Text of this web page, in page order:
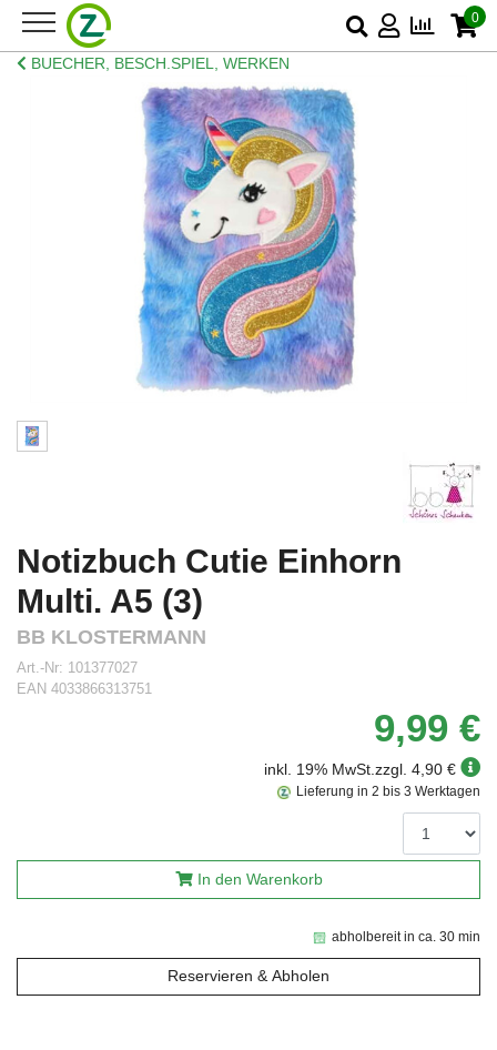
0
BUECHER, BESCH.SPIEL, WERKEN
Notizbuch Cutie Einhorn
Multi. A5 (3)
BB KLOSTERMANN
Art.-Nr: 101377027
EAN 4033866313751
9,99 €
inkl. 19% MwSt.zzgl. 4,90 €
abholbereit in ca. 30 min
Reservieren & Abholen
Lieferung in 2 bis 3 Werktagen
In den Warenkorb